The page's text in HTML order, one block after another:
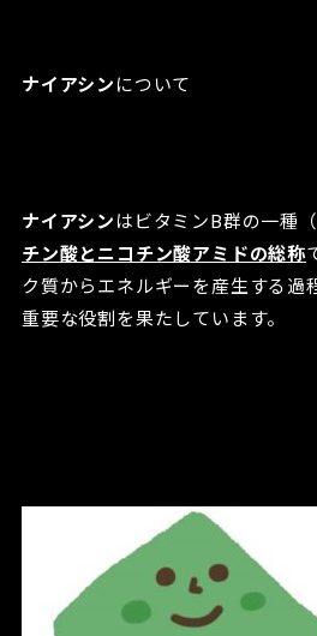
ナイアシンについて
ナイアシンはビタミンB群の一種（
チン酸とニコチン酸アミドの総称
ク質からエネルギーを産生する過
重要な役割を果たしています。